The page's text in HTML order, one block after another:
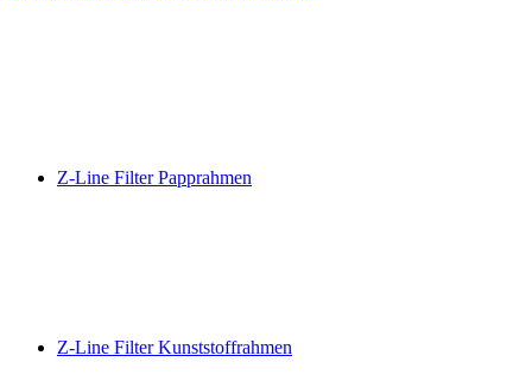
Z-Line Filter Papprahmen
Z-Line Filter Kunststoffrahmen